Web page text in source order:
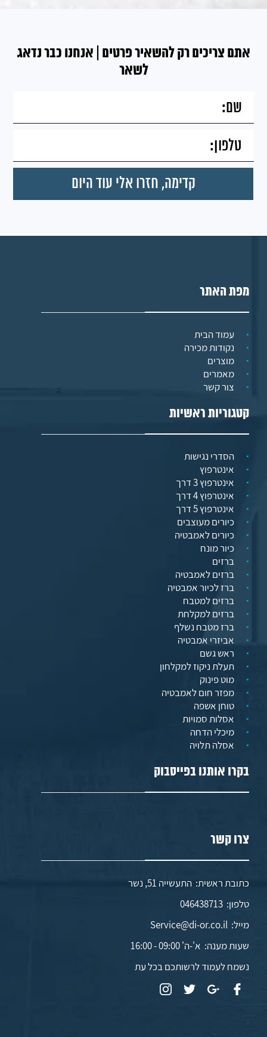
אתם צריכים רק להשאיר פרטים | אנחנו כבר נדאג
לשאר
מפת האתר
עמוד הבית
נקודות מכירה
מוצרים
מאמרים
צור קשר
קטגוריות ראשיות
הסדרי נגישות
אינטרפוץ
אינטרפוץ 3 דרך
אינטרפוץ 4 דרך
אינטרפוץ 5 דרך
כיורים מעוצבים
כיורים לאמבטיה
כיור מונח
ברזים
ברזים לאמבטיה
ברז לכיור אמבטיה
ברזים למטבח
ברזים למקלחת
ברז מטבח נשלף
אביזרי אמבטיה
ראש גשם
תעלת ניקוז למקלחון
מוט פינוק
מפזר חום לאמבטיה
טוחן אשפה
אסלות סמויות
מיכלי הדחה
אסלה תלויה
בקרו אותנו בפייסבוק
צרו קשר
כתובת ראשית: התעשייה 51, נשר
טלפון:046438713
מייל:Service@di-or.co.il
שעות מענה: א'-ה' 09:00 - 16:00
נשמח לעמוד לרשותכם בכל עת